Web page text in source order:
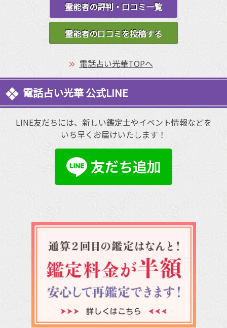
霊能者の評判・口コミ一覧
霊能者の口コミを投稿する
電話占い光華TOPへ
電話占い光華 公式LINE
LINE友だちには、新しい鑑定士やイベント情報などを
いち早くお届けいたします！